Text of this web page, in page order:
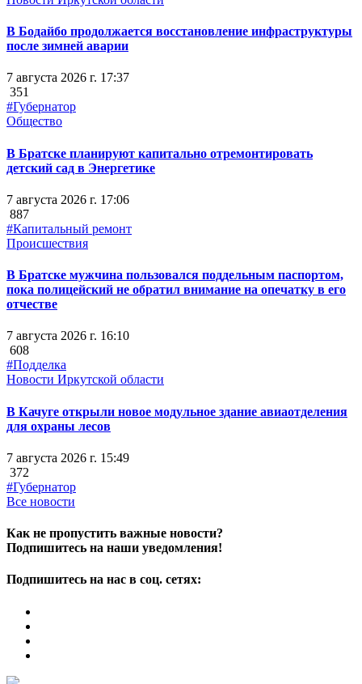
В Бодайбо продолжается восстановление инфраструктуры
после зимней аварии
7 августа 2026 г. 17:37
351
#Губернатор
Общество
В Братске планируют капитально отремонтировать
детский сад в Энергетике
7 августа 2026 г. 17:06
887
#Капитальный ремонт
Происшествия
В Братске мужчина пользовался поддельным паспортом,
пока полицейский не обратил внимание на опечатку в его
отчестве
7 августа 2026 г. 16:10
608
#Подделка
Новости Иркутской области
В Качуге открыли новое модульное здание авиаотделения
для охраны лесов
7 августа 2026 г. 15:49
372
#Губернатор
Все новости
Как не пропустить важные новости?
Подпишитесь на наши уведомления!
Подпишитесь на нас в соц. сетях: